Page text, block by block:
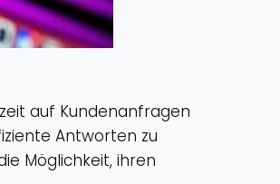
auf Kundenanfragen
Antworten zu
Möglichkeit, ihren